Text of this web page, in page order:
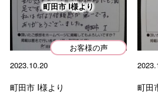
町田市 I様より
お客様の声
2023.10.20
町田市 I様より 町田
ブログ
お知らせ
過去の